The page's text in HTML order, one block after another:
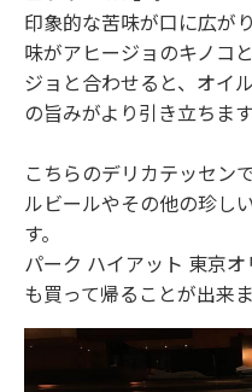
印象的な苦味が口に広が
味がアヒージョのキノコ
ジョと合わせると、オイ
の旨みがより引き立ちます
こちらのデリカテッセン
ルビールやその他の珍し
す。
パーク ハイアット 東京
も買って帰ることが出来ま